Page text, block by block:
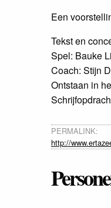
Een
Tekst en
Spel: Bauke
Coach: Stijn
Ontstaan in
PERMALINK:
http://